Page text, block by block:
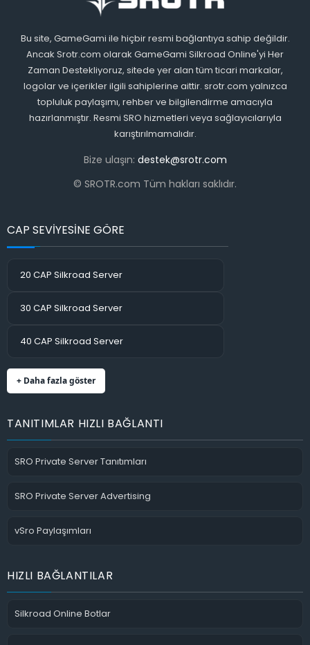
Bu site, GameGami ile hiçbir resmi bağlantıya sahip değildir.
Ancak Srotr.com olarak GameGami Silkroad Online'yi Her
Zaman Destekliyoruz, sitede yer alan tüm ticari markalar,
logolar ve içerikler ilgili sahiplerine aittir. srotr.com yalnızca
topluluk paylaşımı, rehber ve bilgilendirme amacıyla
hazırlanmıştır. Resmi SRO hizmetleri veya sağlayıcılarıyla
karıştırılmamalıdır.
Bize ulaşın: destek@srotr.com
© SROTR.com Tüm hakları saklıdır.
CAP SEVİYESİNE GÖRE
20 CAP Silkroad Server
30 CAP Silkroad Server
40 CAP Silkroad Server
+ Daha fazla göster
TANITIMLAR HIZLI BAĞLANTI
SRO Private Server Tanıtımları
SRO Private Server Advertising
vSro Paylaşımları
HIZLI BAĞLANTILAR
Silkroad Online Botlar